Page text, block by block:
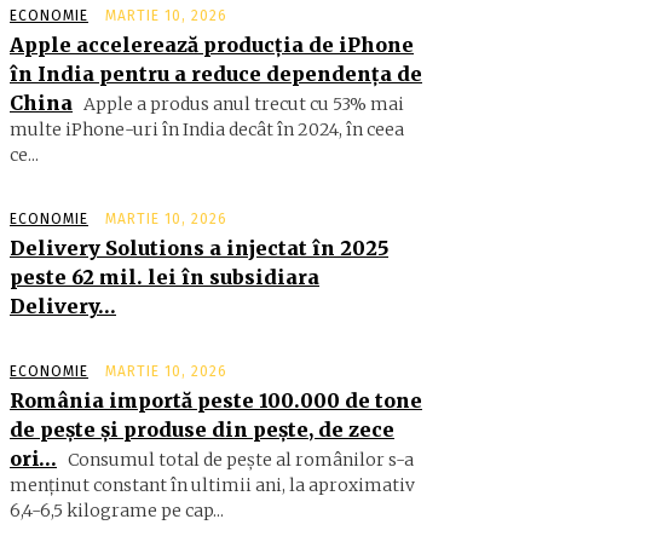
ECONOMIE MARTIE 10, 2026
Apple accelerează producția de iPhone
în India pentru a reduce dependența de
China Apple a produs anul trecut cu 53% mai
multe iPhone-uri în India decât în 2024, în ceea
ce...
ECONOMIE MARTIE 10, 2026
Delivery Solutions a injectat în 2025
peste 62 mil. lei în subsidiara
Delivery…
ECONOMIE MARTIE 10, 2026
România importă peste 100.000 de tone
de peşte şi produse din peşte, de zece
ori… Consumul total de peşte al ro­mâ­nilor s-a
menţinut constant în ul­timii ani, la aproximativ
6,4-6,5 ki­lograme pe cap...